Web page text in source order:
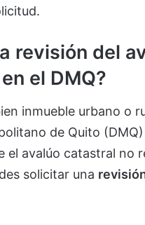
revisión del
el DMQ?
inmueble urbano o
de Quito
el avalúo catastral no
solicitar una